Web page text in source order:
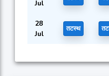
Jul
28
Jul
तटस्थ